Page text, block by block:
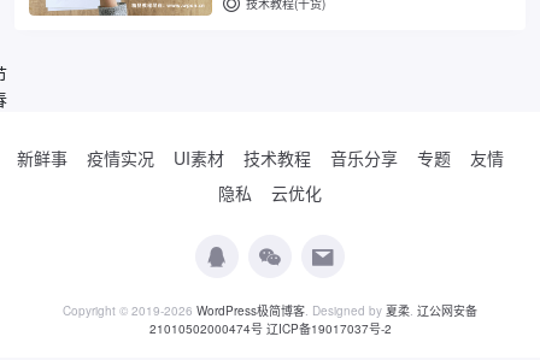
技术教程(干货)
新鲜事 疫情实况 UI素材 技术教程 音乐分享 专题
友情
隐私
云优化
Copyright © 2019-2026 WordPress极简博客. Designed by 夏柔. 辽公网安备
21010502000474号 辽ICP备19017037号-2